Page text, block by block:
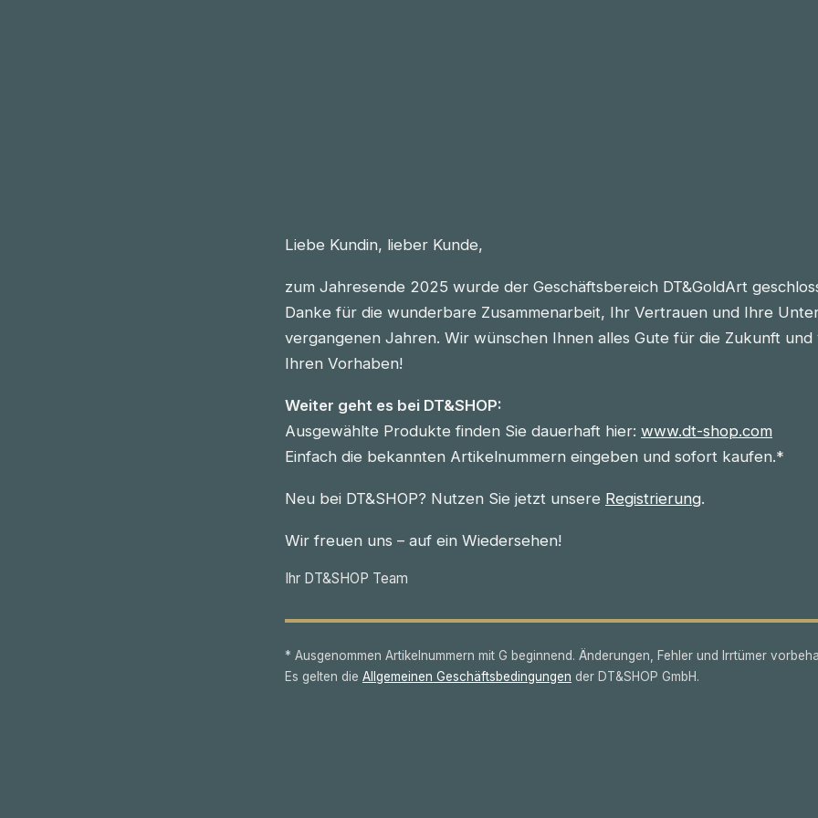
Liebe Kundin, lieber Kunde,
zum Jahresende 2025 wurde der Geschäftsbereich DT&GoldArt
Danke für die wunderbare Zusammenarbeit, Ihr Vertrauen und Ihre
vergangenen Jahren. Wir wünschen Ihnen alles Gute für die Zukunft und
Ihren Vorhaben!
Weiter geht es bei DT&SHOP:
Ausgewählte Produkte finden Sie dauerhaft hier: www.dt-shop.com
Einfach die bekannten Artikelnummern eingeben und sofort kaufen.*
Neu bei DT&SHOP? Nutzen Sie jetzt unsere Registrierung.
Wir freuen uns – auf ein Wiedersehen!
Ihr DT&SHOP Team
* Ausgenommen Artikelnummern mit G beginnend. Änderungen, Fehler und Irrtümer
Es gelten die Allgemeinen Geschäftsbedingungen der DT&SHOP GmbH.